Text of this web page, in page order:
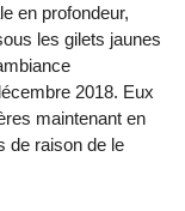
en profondeur,
les gilets jaunes
2018. Eux
maintenant en
de raison de le